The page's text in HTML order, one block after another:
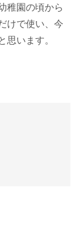
稚園の頃から
けで使い、今
います。